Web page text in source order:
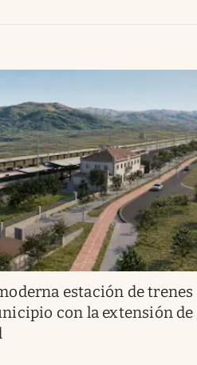
estación de trenes
con la extensión de